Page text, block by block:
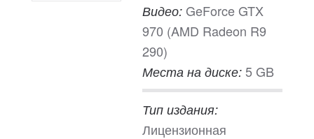
Видео: GeForce GTX
970 (AMD Radeon R9
290)
Места на диске: 5 GB
Тип издания:
Лицензионная